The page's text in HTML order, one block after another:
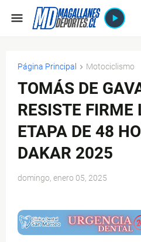
Página Principal Motociclismo
TOMÁS DE
RESISTE FIRME
ETAPA DE 48
DAKAR 2025
domingo, enero 05, 2025